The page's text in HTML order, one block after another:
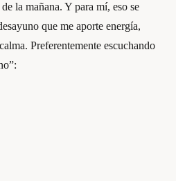
la mañana. Y para mí, eso se
que me aporte energía,
Preferentemente escuchando